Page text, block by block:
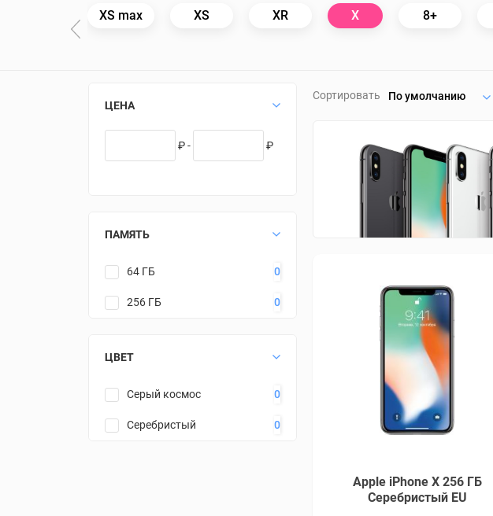
XS max XS XR X 8+
ЦЕНА
₽ - ₽
ПАМЯТЬ
64 ГБ 0
256 ГБ 0
ЦВЕТ
Серый космос 0
Серебристый 0
Сортировать По умолчанию
Apple iPhone X 256 ГБ
Серебристый EU